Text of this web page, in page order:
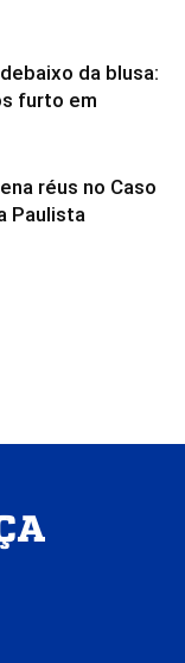
da blusa:
furto em
réus no Caso
Paulista